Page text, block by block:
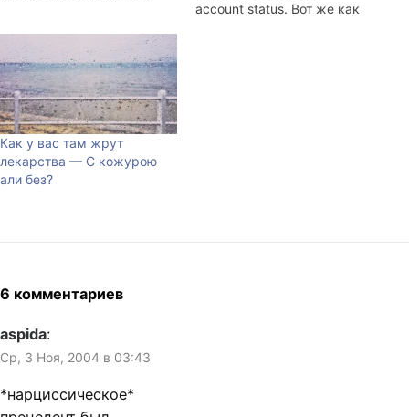
account status. Вот же как
Как у вас там жрут
лекарства — С кожурою
али без?
6 комментариев
aspida:
Ср, 3 Ноя, 2004 в 03:43
*нарциссическое*